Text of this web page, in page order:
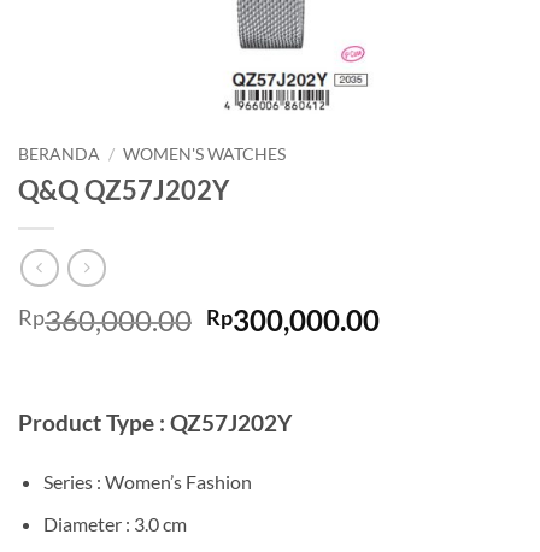
BERANDA / WOMEN'S WATCHES
Q&Q QZ57J202Y
Rp360,000.00 Harga
aslinya
Rp360,000.00.
Rp300,000.00Harga
Product Type : QZ57J202Y
Series : Women’s Fashion
Diameter : 3.0 cm